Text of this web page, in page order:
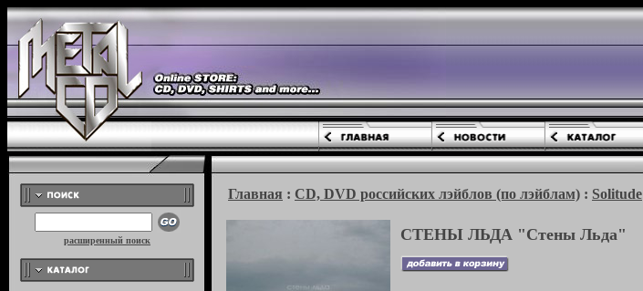
расширенный поиск
Главная : CD, DVD российских лэйблов (по лэйблам) : Solitude
СТЕНЫ ЛЬДА "Стены Льда"